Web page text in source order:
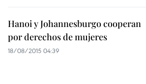
Hanoi y Johannesburgo cooperan
por derechos de mujeres
18/08/2015 04:39